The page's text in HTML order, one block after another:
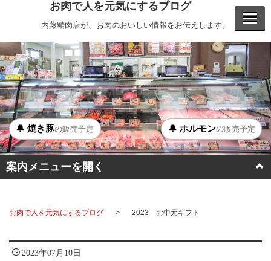
お肉で人を元気にするブログ
内藤精肉店が、お肉のおいしい情報をお伝えします。
案内メニューを開く
ステーキ
ホルモン
🔔 焼き豚の販売予定 🔔 ホルモンの販売予定
お肉で人を元気にするブログ 2023 お中元ギフト
2023年07月10日